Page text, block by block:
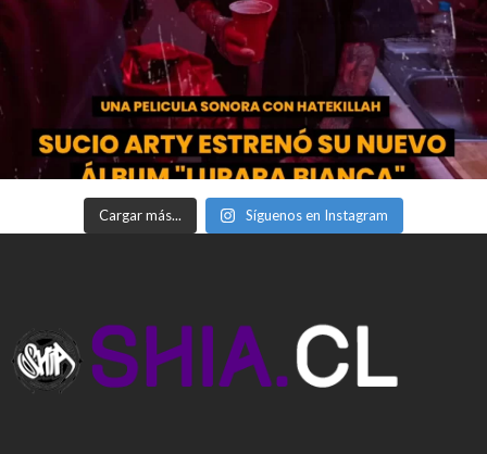
Cargar más... Síguenos en Instagram